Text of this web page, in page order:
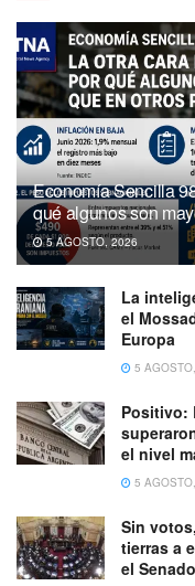
Economía Sencilla
qué algunos son
5 AGOSTO, 2026
La
el
Europa
5
Positivo:
el nivel
5
Sin
tierras a
el Senado